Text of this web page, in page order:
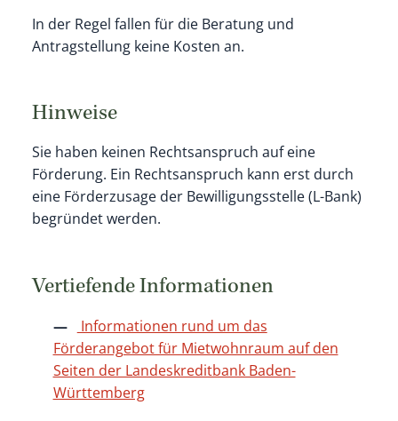
In der Regel fallen für die Beratung und
Antragstellung keine Kosten an.
Hinweise
Sie haben keinen Rechtsanspruch auf eine
Förderung. Ein Rechtsanspruch kann erst durch
eine Förderzusage der Bewilligungsstelle (L-Bank)
begründet werden.
Vertiefende Informationen
Informationen rund um das
Förderangebot für Mietwohnraum auf den
Seiten der Landeskreditbank Baden-
Württemberg